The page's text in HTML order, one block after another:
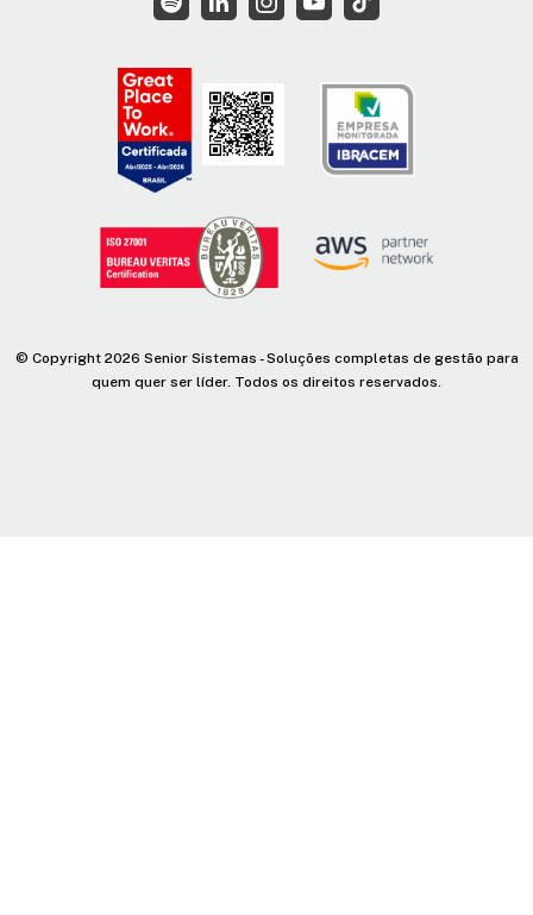
© Copyright 2026 Senior Sistemas - Soluções completas de gestão para
quem quer ser líder. Todos os direitos reservados.